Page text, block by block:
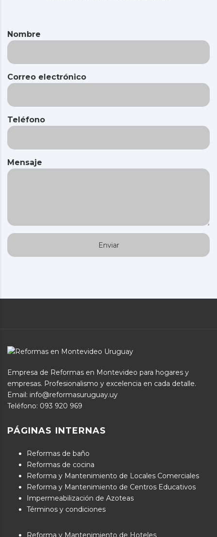
Nombre
Correo electrónico
Teléfono
Mensaje
Empresa de Reformas en Montevideo para hogares y
empresas. Profesionalismo y excelencia en cada detalle.
Email: info@reformasuruguay.uy
Teléfono: 093 920 969
PÁGINAS INTERNAS
Reformas de baño
Reformas de cocina
Reforma y Mantenimiento de Locales Comerciales
Reforma y Mantenimiento de Centros Educativos
Impermeabilización de Azoteas
Términos y condiciones
Reforma y Mantenimiento de Hoteles